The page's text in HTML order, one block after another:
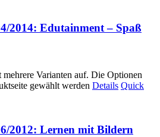
2014: Edutainment – Spaß
Varianten auf. Die Optionen
gewählt werden Details Quick
2012: Lernen mit Bildern